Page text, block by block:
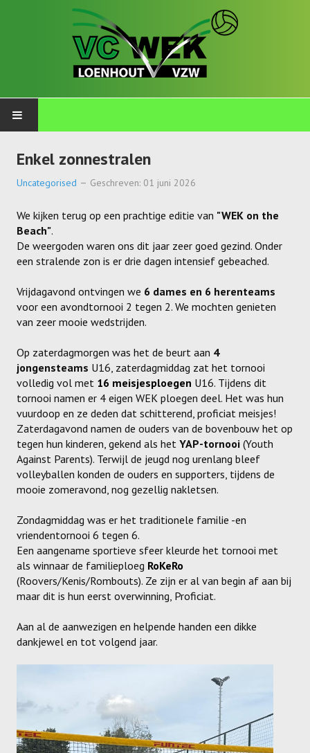
Talents
Jongens U11-A
Jongens U11-B
Jongens U11-C
Meisjes U11-D
Meisjes U11 E
Meisjes U13-A
Meisjes U13-B
Meisjes U13-C
Jongens U15
Meisjes U15-A
Meisjes U15-B
Jongens U17
Meisjes U17-A
Dames
Dames D
Enkel zonnestralen
Uncategorised Geschreven: 01 juni 2026
We kijken terug op een prachtige editie van "WEK on the
Beach".
De weergoden waren ons dit jaar zeer goed gezind. Onder
een stralende zon is er drie dagen intensief gebeached.
Vrijdagavond ontvingen we 6 dames en 6 herenteams
voor een avondtornooi 2 tegen 2. We mochten genieten
van zeer mooie wedstrijden.
Op zaterdagmorgen was het de beurt aan 4
jongensteams U16, zaterdagmiddag zat het tornooi
volledig vol met 16 meisjesploegen U16. Tijdens dit
tornooi namen er 4 eigen WEK ploegen deel. Het was hun
vuurdoop en ze deden dat schitterend, proficiat meisjes!
Zaterdagavond namen de ouders van de bovenbouw het op
tegen hun kinderen, gekend als het YAP-tornooi (Youth
Against Parents). Terwijl de jeugd nog urenlang bleef
volleyballen konden de ouders en supporters, tijdens de
mooie zomeravond, nog gezellig nakletsen.
Zondagmiddag was er het traditionele familie -en
vriendentornooi 6 tegen 6.
Een aangename sportieve sfeer kleurde het tornooi met
als winnaar de familieploeg RoKeRo
(Roovers/Kenis/Rombouts). Ze zijn er al van begin af aan bij
maar dit is hun eerst overwinning, Proficiat.
Aan al de aanwezigen en helpende handen een dikke
dankjewel en tot volgend jaar.